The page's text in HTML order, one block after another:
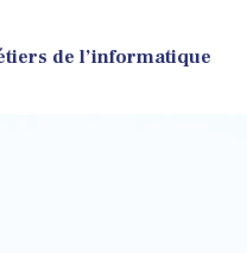
de l’informatique